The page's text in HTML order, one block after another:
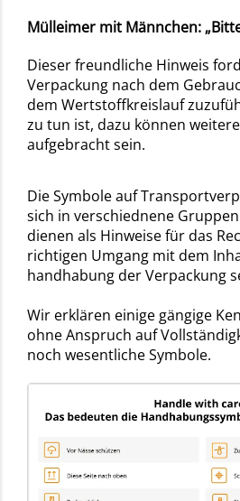
Mülleimer mit Männchen:
Dieser freundliche Hinweis
Verpackung nach dem
dem Wertstoffkreislauf
zu tun ist, dazu können
aufgebracht sein.
Die Symbole auf
sich in verschiednene
dienen als Hinweise für das
richtigen Umgang mit dem
handhabung der Verpackung
Wir erklären einige gängige
ohne Anspruch auf
noch wesentliche Symbole.